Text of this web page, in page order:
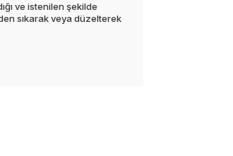
ve istenilen şekilde
sıkarak veya düzelterek